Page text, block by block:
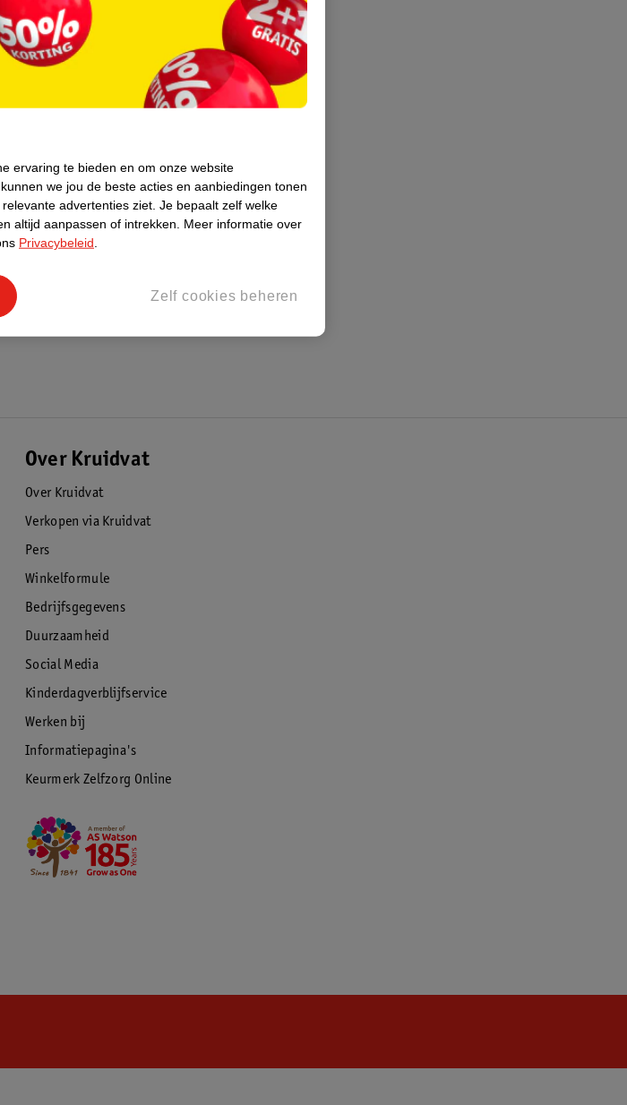
Over Kruidvat
Over Kruidvat
Verkopen via Kruidvat
Pers
Winkelformule
Bedrijfsgegevens
Duurzaamheid
Social Media
Kinderdagverblijfservice
Werken bij
Informatiepagina's
Keurmerk Zelfzorg Online
ervaring te bieden en om onze website
we jou de beste acties en aanbiedingen tonen
advertenties ziet. Je bepaalt zelf welke
altijd aanpassen of intrekken.
Meer informatie over
Privacybeleid
Zelf cookies beheren